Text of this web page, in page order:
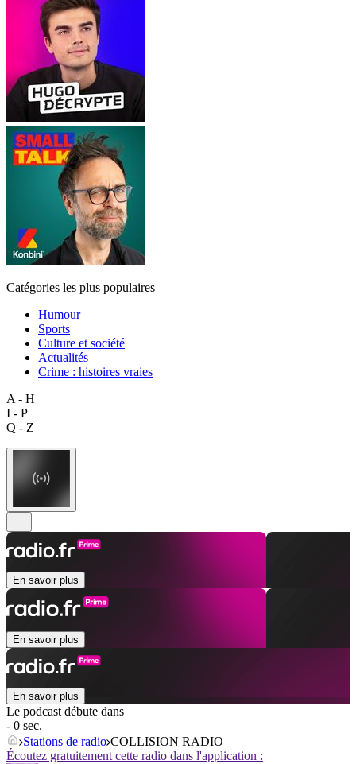
Catégories les plus populaires
Humour
Sports
Culture et société
Actualités
Crime : histoires vraies
A - H
I - P
Q - Z
En savoir plus
En savoir plus
En savoir plus
Le podcast débute dans
- 0 sec.
Stations de radio COLLISION RADIO
Écoutez gratuitement cette radio dans l'application :